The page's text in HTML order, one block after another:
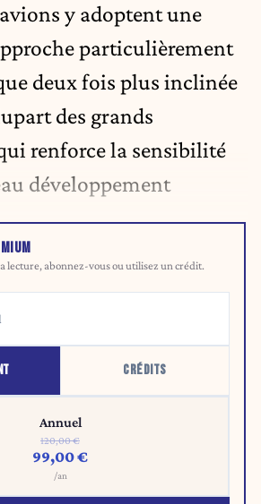
y adoptent une
particulièrement
deux fois plus inclinée
des grands
renforce la sensibilité
développement
lecture, abonnez-vous ou utilisez un crédit.
CRÉDITS
Annuel
120,00 €
99,00 €
/an